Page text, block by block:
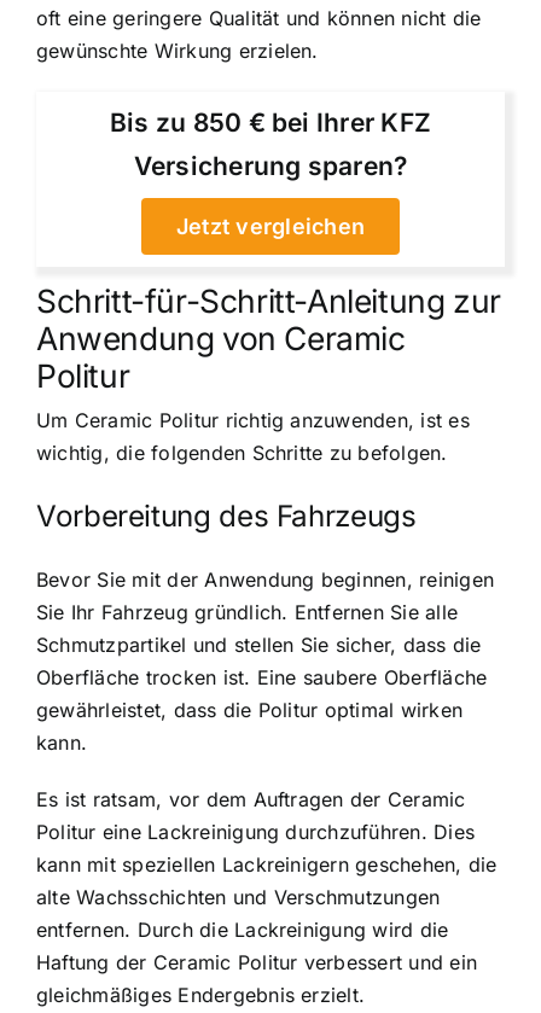
oft eine geringere Qualität und können nicht die
gewünschte Wirkung erzielen.
Bis zu 850 € bei Ihrer KFZ
Versicherung sparen?
Jetzt vergleichen
Schritt-für-Schritt-Anleitung zur
Anwendung von Ceramic
Politur
Um Ceramic Politur richtig anzuwenden, ist es
wichtig, die folgenden Schritte zu befolgen.
Vorbereitung des Fahrzeugs
Bevor Sie mit der Anwendung beginnen, reinigen
Sie Ihr Fahrzeug gründlich. Entfernen Sie alle
Schmutzpartikel und stellen Sie sicher, dass die
Oberfläche trocken ist. Eine saubere Oberfläche
gewährleistet, dass die Politur optimal wirken
kann.
Es ist ratsam, vor dem Auftragen der Ceramic
Politur eine Lackreinigung durchzuführen. Dies
kann mit speziellen Lackreinigern geschehen, die
alte Wachsschichten und Verschmutzungen
entfernen. Durch die Lackreinigung wird die
Haftung der Ceramic Politur verbessert und ein
gleichmäßiges Endergebnis erzielt.